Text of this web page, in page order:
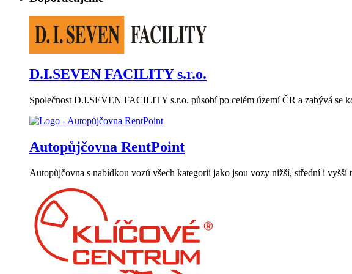
D.I.SEVEN FACILITY s.r.o.
Společnost D.I.SEVEN FACILITY s.r.o. působí po celém území ČR a zabývá se
Autopůjčovna RentPoint
Autopůjčovna s nabídkou vozů všech kategorií jako jsou vozy nižší, střední i